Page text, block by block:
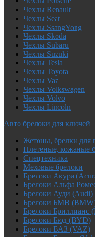
Чехлы Renault
Чехлы Seat
Чехлы SsangYong
Чехлы Skoda
Чехлы Subaru
Чехлы Suzuki
Чехлы Tesla
Чехлы Toyota
Чехлы Vaz
Чехлы Volkswagen
Чехлы Volvo
Чехлы Lincoln
Авто брелоки для ключей
Жетоны, брелки для
Плетеные, кожаные
Спецтехника
Меховые брелоки
Брелоки Акура
Брелоки Альфа
Брелоки Ауди (Audi)
Брелоки БМВ
Брелоки Бриллианс
Брелоки Бюд (BYD)
Брелоки ВАЗ (VAZ)